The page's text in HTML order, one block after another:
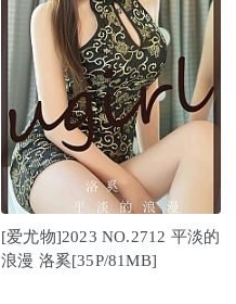
[爱尤物]2023 NO.2712 平淡的
浪漫 洛奚[35P/81MB]